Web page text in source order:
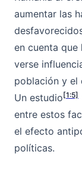
aumentar las
en cuenta
verse
población y el
Un estudio[1:5]
entre estos
el efecto
políticas.